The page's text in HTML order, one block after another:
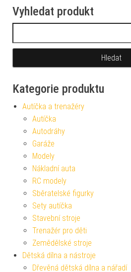
Vyhledat produkt
Kategorie produktu
Autíčka a trenažéry
Autíčka
Autodráhy
Garáže
Modely
Nákladní auta
RC modely
Sběratelské figurky
Sety autíčka
Stavební stroje
Trenažér pro děti
Zemědělské stroje
Dětská dílna a nástroje
Dřevěná dětská dílna a nářadí